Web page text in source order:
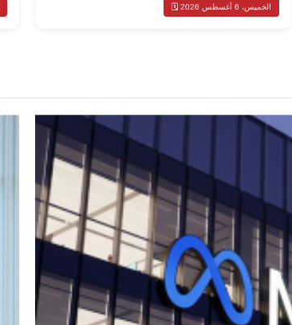
الخميس، 6 أغسطس 2026 🗓️